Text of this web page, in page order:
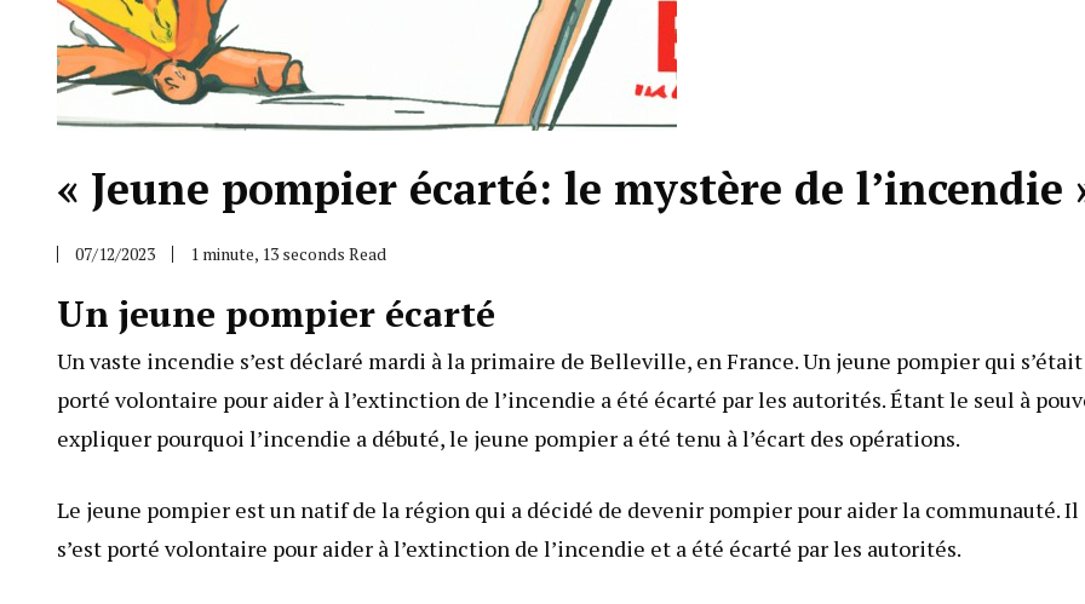
« Jeune pompier écarté: le mystère de l’incendie
07/12/2023 1 minute, 13 seconds Read
Un jeune pompier écarté
Un vaste incendie s’est déclaré mardi à la primaire de Belleville, en France. Un jeune pompier qui s’était
porté volontaire pour aider à l’extinction de l’incendie a été écarté par les autorités. Étant le seul à
expliquer pourquoi l’incendie a débuté, le jeune pompier a été tenu à l’écart des opérations.
Le jeune pompier est un natif de la région qui a décidé de devenir pompier pour aider la communauté. Il
s’est porté volontaire pour aider à l’extinction de l’incendie et a été écarté par les autorités.